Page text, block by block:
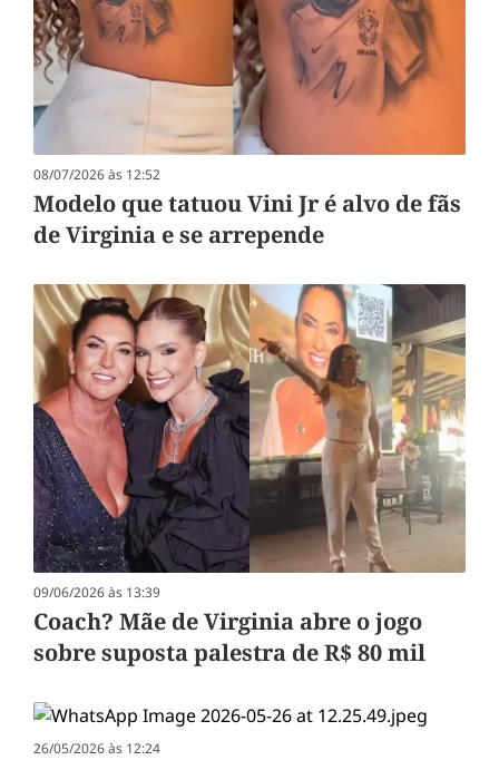
08/07/2026 às 12:52
Modelo que tatuou Vini Jr é alvo de fãs
de Virginia e se arrepende
09/06/2026 às 13:39
Coach? Mãe de Virginia abre o jogo
sobre suposta palestra de R$ 80 mil
26/05/2026 às 12:24